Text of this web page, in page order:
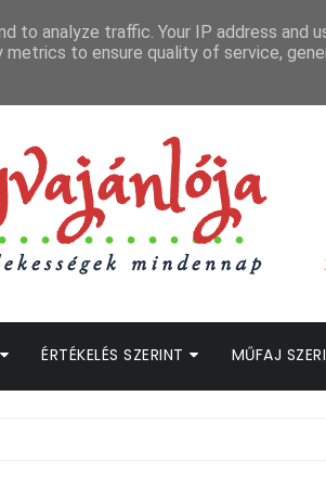
ÉRTÉKELÉS SZERINT MŰFAJ
to analyze traffic. Your IP address and
to ensure quality of service,